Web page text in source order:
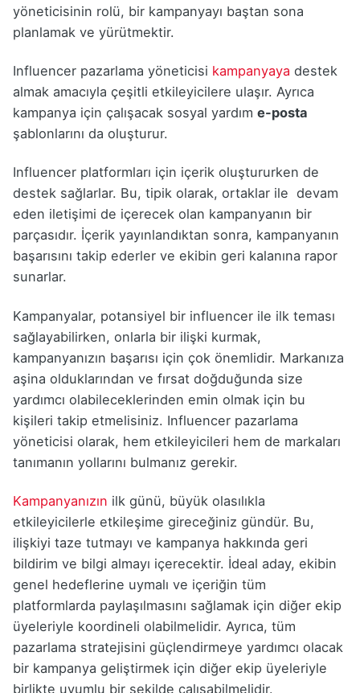
yöneticisinin rolü, bir kampanyayı baştan sona
planlamak ve yürütmektir.
Influencer pazarlama yöneticisi kampanyaya destek
almak amacıyla çeşitli etkileyicilere ulaşır. Ayrıca
kampanya için çalışacak sosyal yardım e-posta
şablonlarını da oluşturur.
Influencer platformları için içerik oluştururken de
destek sağlarlar. Bu, tipik olarak, ortaklar ile devam
eden iletişimi de içerecek olan kampanyanın bir
parçasıdır. İçerik yayınlandıktan sonra, kampanyanın
başarısını takip ederler ve ekibin geri kalanına rapor
sunarlar.
Kampanyalar, potansiyel bir influencer ile ilk teması
sağlayabilirken, onlarla bir ilişki kurmak,
kampanyanızın başarısı için çok önemlidir. Markanıza
aşina olduklarından ve fırsat doğduğunda size
yardımcı olabileceklerinden emin olmak için bu
kişileri takip etmelisiniz. Influencer pazarlama
yöneticisi olarak, hem etkileyicileri hem de markaları
tanımanın yollarını bulmanız gerekir.
Kampanyanızın ilk günü, büyük olasılıkla
etkileyicilerle etkileşime gireceğiniz gündür. Bu,
ilişkiyi taze tutmayı ve kampanya hakkında geri
bildirim ve bilgi almayı içerecektir. İdeal aday, ekibin
genel hedeflerine uymalı ve içeriğin tüm
platformlarda paylaşılmasını sağlamak için diğer ekip
üyeleriyle koordineli olabilmelidir. Ayrıca, tüm
pazarlama stratejisini güçlendirmeye yardımcı olacak
bir kampanya geliştirmek için diğer ekip üyeleriyle
birlikte uyumlu bir şekilde çalışabilmelidir.